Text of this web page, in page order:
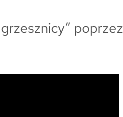
poprzez